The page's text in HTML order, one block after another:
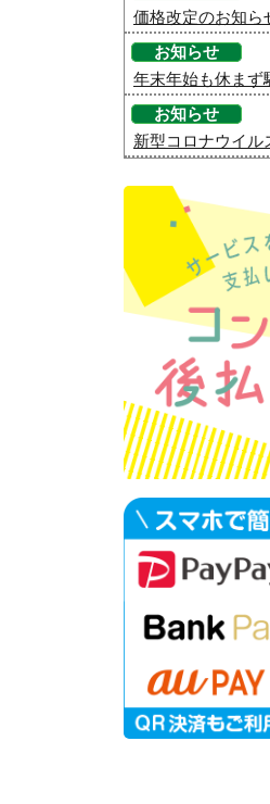
価格改定のお知ら
お知らせ
年末年始も休まず
お知らせ
新型コロナウイル